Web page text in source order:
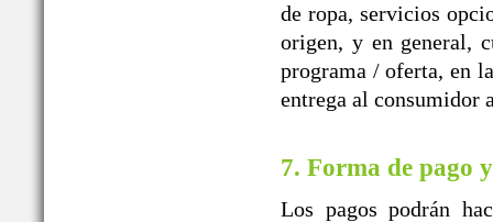
de ropa, servicios
origen, y en general,
programa / oferta, en
entrega al consumidor
7. Forma de pago
Los pagos podrán